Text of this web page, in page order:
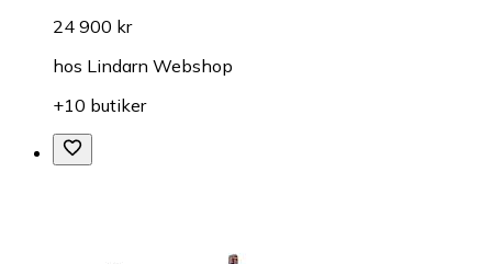
24 900 kr
hos Lindarn Webshop
+10 butiker